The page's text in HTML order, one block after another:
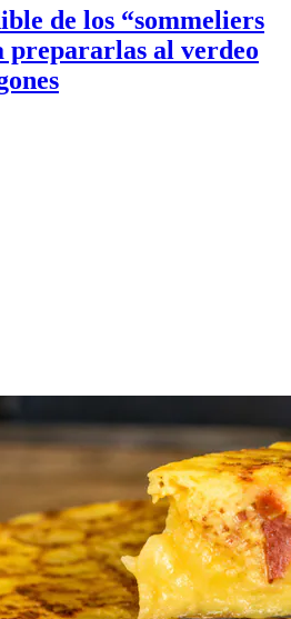
de los “sommeliers
prepararlas al verdeo